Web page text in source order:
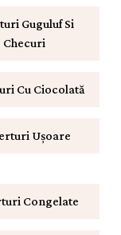
Guguluf Si
Checuri
Cu Ciocolată
Ușoare
Congelate